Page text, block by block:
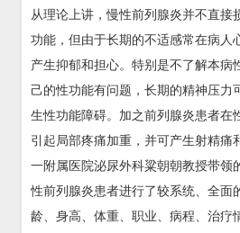
从理论上讲，慢性前列腺炎并不直接
功能，但由于长期的不适感常在病人
产生抑郁和担心。特别是不了解本病
己的性功能有问题，长期的精神压力
生性功能障碍。加之前列腺炎患者在
引起局部疼痛加重，并可产生射精痛
一附属医院泌尿外科粱朝朝教授带领
性前列腺炎患者进行了较系统、全面
龄、身高、体重、职业、病程、治疗